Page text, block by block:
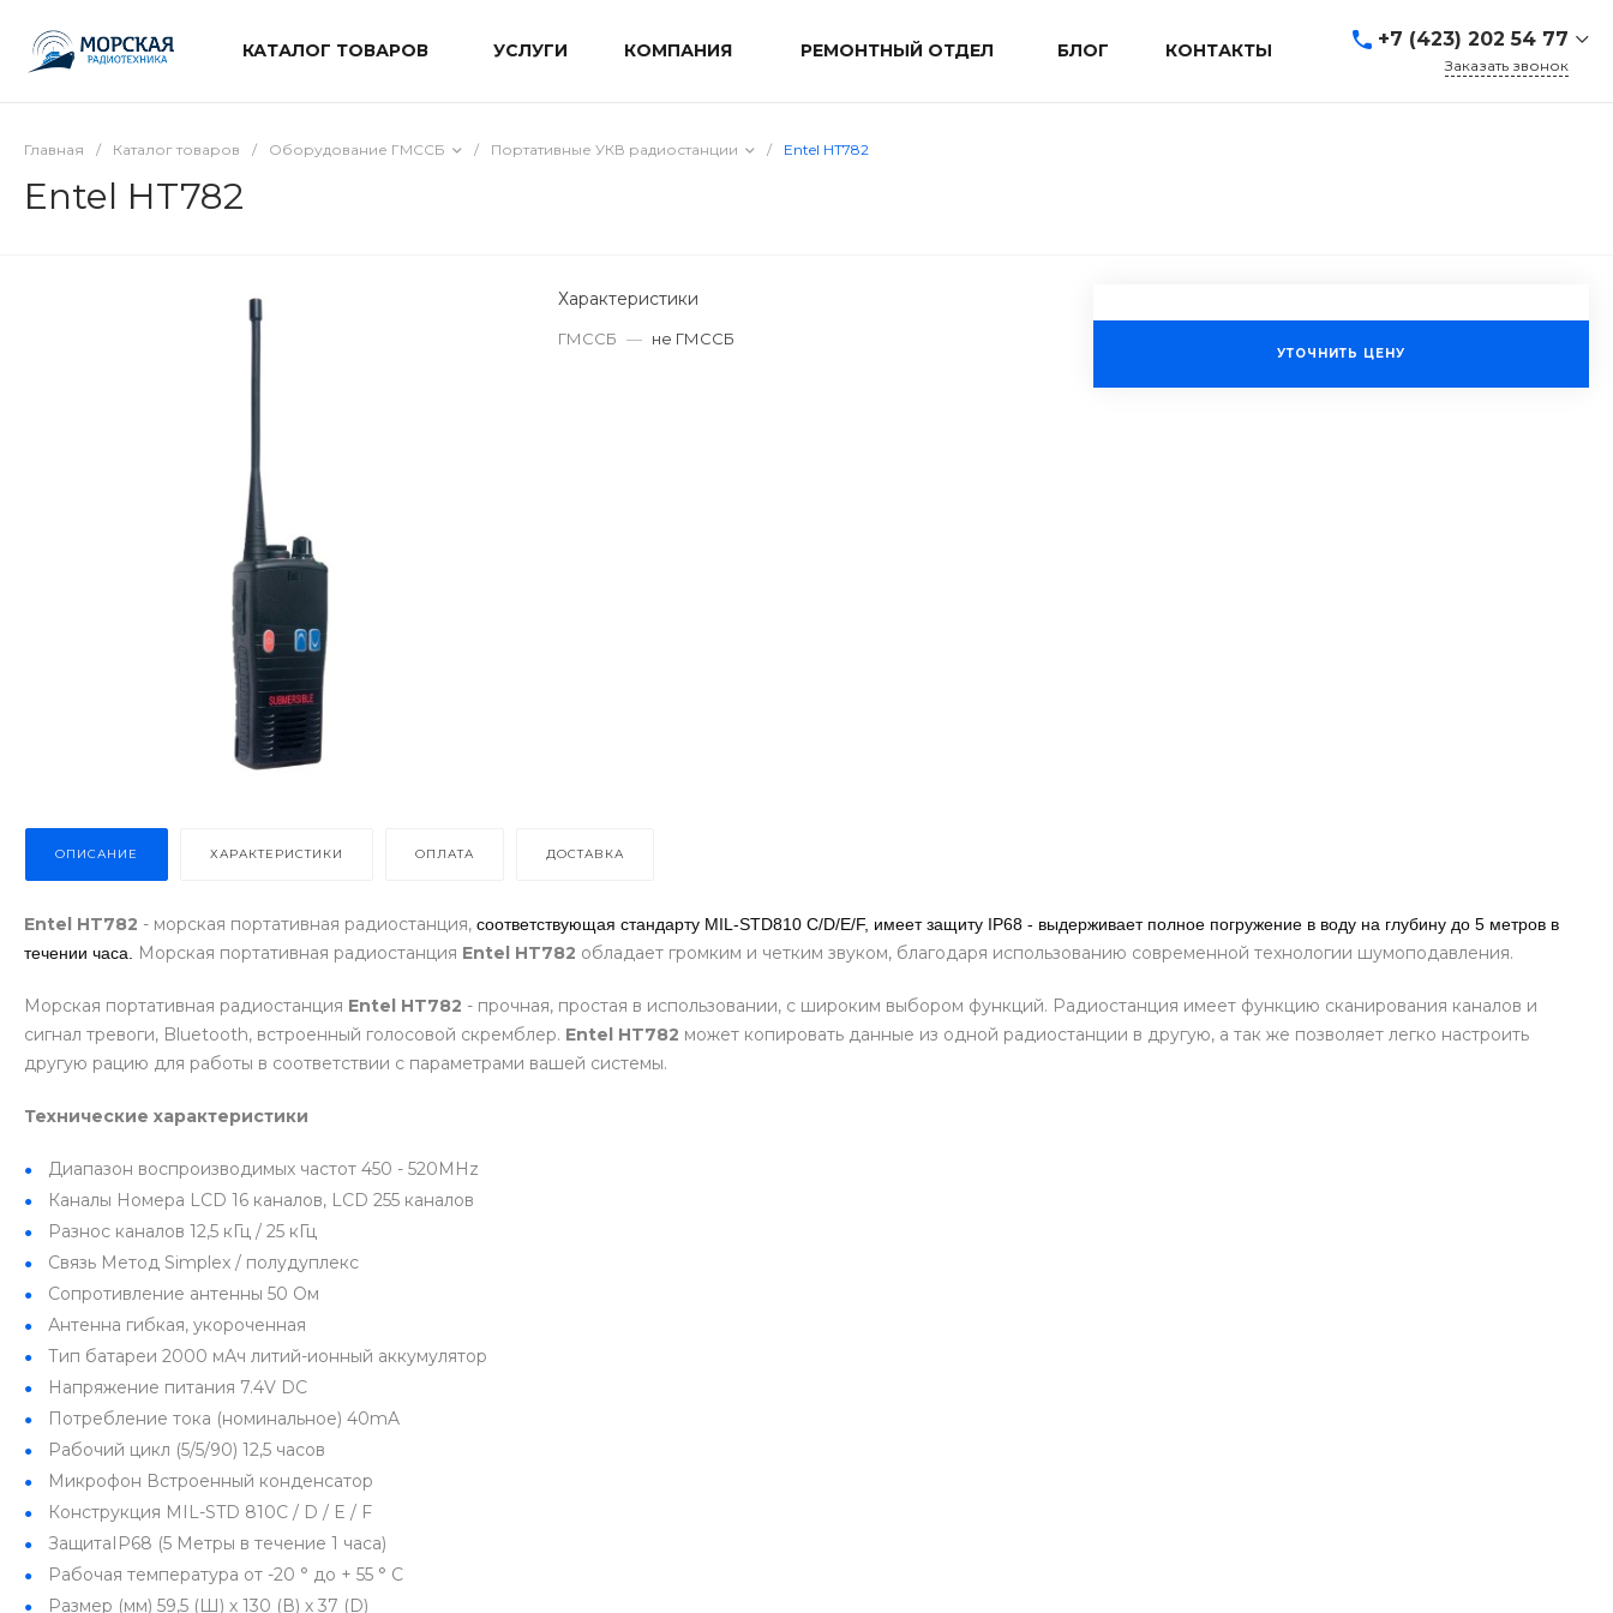
КАТАЛОГ ТОВАРОВ УСЛУГИ КОМПАНИЯ РЕМОНТНЫЙ ОТДЕЛ БЛОГ КОНТАКТЫ +7 (423) 202 54 77
Заказать звонок
Главная / Каталог товаров / Оборудование ГМССБ / Портативные УКВ радиостанции / Entel HT782
Entel HT782
Характеристики
ГМССБ — не ГМССБ
УТОЧНИТЬ ЦЕНУ
ОПИСАНИЕ ХАРАКТЕРИСТИКИ ОПЛАТА ДОСТАВКА
Entel HT782 - морская портативная радиостанция, соответствующая стандарту MIL-STD810 C/D/E/F, имеет защиту IP68 - выдерживает полное погружение в воду на глубину до 5 метров в
течении часа.
Морская портативная радиостанция Entel HT782 обладает громким и четким звуком, благодаря использованию современной технологии шумоподавления.
Морская портативная радиостанция Entel HT782 - прочная, простая в использовании, с широким выбором функций. Радиостанция имеет функцию сканирования каналов и
сигнал тревоги, Bluetooth, встроенный голосовой скремблер. Entel HT782 может копировать данные из одной радиостанции в другую, а так же позволяет легко настроить
другую рацию для работы в соответствии с параметрами вашей системы.
Технические характеристики
Диапазон воспроизводимых частот 450 - 520MHz
Каналы Номера LCD 16 каналов, LCD 255 каналов
Разнос каналов 12,5 кГц / 25 кГц
Связь Метод Simplex / полудуплекс
Сопротивление антенны 50 Ом
Антенна гибкая, укороченная
Тип батареи 2000 мАч литий-ионный аккумулятор
Напряжение питания 7.4V DC
Потребление тока (номинальное) 40mA
Рабочий цикл (5/5/90) 12,5 часов
Микрофон Встроенный конденсатор
Конструкция MIL-STD 810C / D / E / F
ЗащитаIP68 (5 Метры в течение 1 часа)
Рабочая температура от -20 ° до + 55 ° C
Размер (мм) 59,5 (Ш) х 130 (В) х 37 (D)